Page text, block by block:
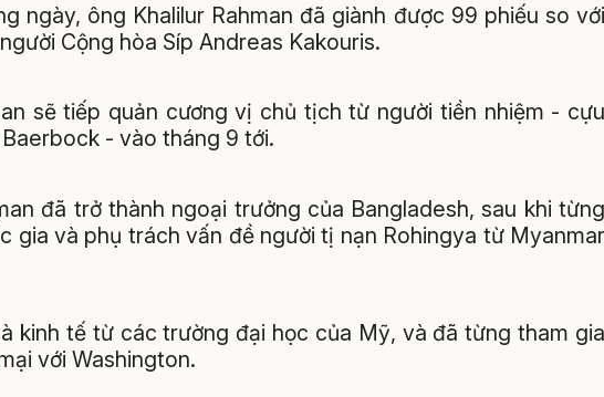
ngày, ông Khalilur Rahman đã giành được 99 phiếu so với
Cộng hòa Síp Andreas Kakouris.
sẽ tiếp quản cương vị chủ tịch từ người tiền nhiệm - cựu
- vào tháng 9 tới.
đã trở thành ngoại trưởng của Bangladesh, sau khi từng
gia và phụ trách vấn đề người tị nạn Rohingya từ Myanmar
kinh tế từ các trường đại học của Mỹ, và đã từng tham gia
với Washington.